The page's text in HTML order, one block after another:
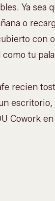
Ya sea
o
con
tu
recien
escritorio,
Cowork en